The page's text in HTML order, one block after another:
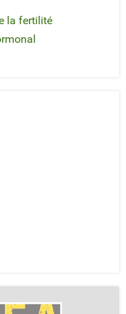
la fertilité